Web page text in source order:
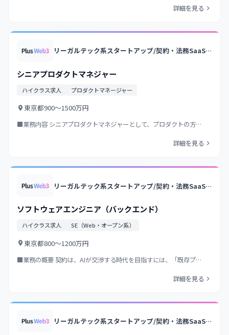
詳細を見る
リーガルテック系スタートアップ/契約・法務SaaSの国内トップクラス/業界トップクラス法律事務所のノウハウ×AI/大手企業中心に導入
シニアプロダクトマネジャー
ハイクラス求人 プロダクトマネージャー
東京都900〜1500万円
■業務内容 シニアプロダクトマネジャーとして、プロダクトの方…
詳細を見る
リーガルテック系スタートアップ/契約・法務SaaSの国内トップクラス/業界トップクラス法律事務所のノウハウ×AI/大手企業中心に導入
ソフトウェアエンジニア（バックエンド）
ハイクラス求人 SE（Web・オープン系）
東京都800〜1200万円
■業務の概要 契約は、AIが交渉する時代を目指すには、「既存プ…
詳細を見る
リーガルテック系スタートアップ/契約・法務SaaSの国内トップクラス/業界トップクラス法律事務所のノウハウ×AI/大手企業中心に導入